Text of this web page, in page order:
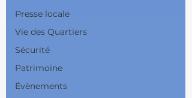
Presse locale
Vie des Quartiers
Sécurité
Patrimoine
Évènements